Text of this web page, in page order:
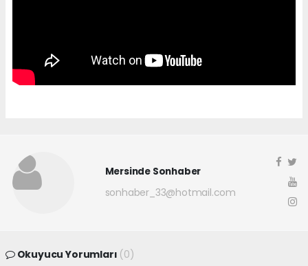
Mersinde Sonhaber
sonhaber_33@hotmail.com
Okuyucu Yorumları (0)